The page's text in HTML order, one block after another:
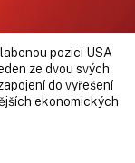
pozici USA
ze dvou svých
do vyřešení
ekonomických